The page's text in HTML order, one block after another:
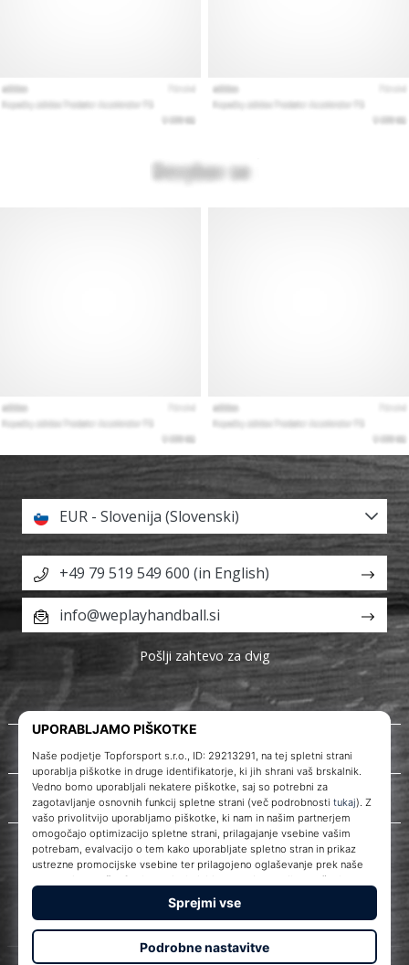
WePlayHandball.si
O nas
Storitve za stranke
EUR - Slovenija (Slovenski)
+49 79 519 549 600 (in English)
info@weplayhandball.si
Pošlji zahtevo za dvig